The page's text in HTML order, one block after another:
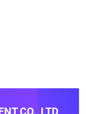
CO., LTD